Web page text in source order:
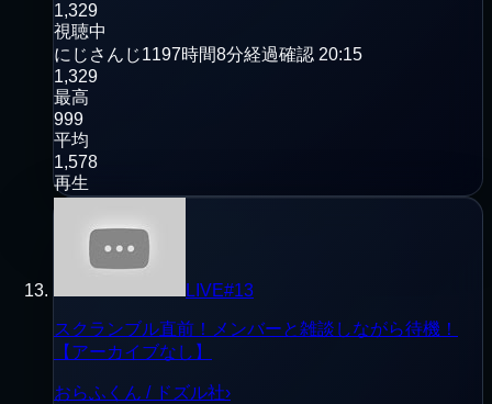
1,329
視聴中
にじさんじ1197時間8分経過確認 20:15
1,329
最高
999
平均
1,578
再生
LIVE#13
スクランブル直前！メンバーと雑談しながら待機！
【アーカイブなし】
おらふくん / ドズル社›